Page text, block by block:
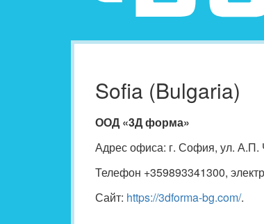
Sofia (Bulgaria)
ООД «3Д форма»
Адрес офиса: г. София, ул. А.П.
Телефон +359893341300,
Сайт: https://3dforma-bg.com/.